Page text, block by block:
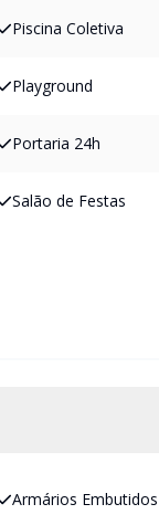
Piscina Coletiva
Playground
Portaria 24h
Salão de Festas
Armários Embutidos